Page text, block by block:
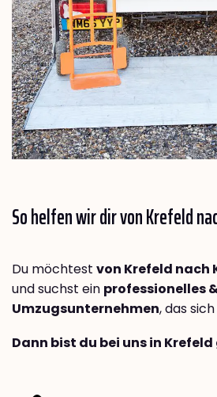
So helfen wir dir von Krefeld
Du möchtest von Krefeld nach
und suchst ein professionelles
Umzugsunternehmen, das
Dann bist du bei uns in